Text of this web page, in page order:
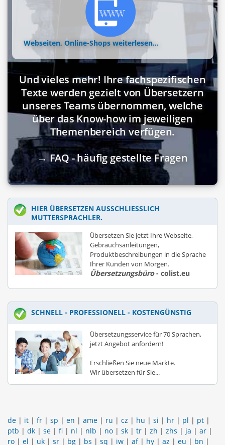
Webseiten, Online-Shops weiterlesen...
Und vieles mehr! Ihre fachspezifischen
Texte werden gezielt von Übersetzern
unseres Teams übernommen, welche
über das Know-how im jeweiligen
Themenbereich verfügen.
→ FAQ - häufig gestellte Fragen
HIER ÜBERSETZEN AUSSCHLIESSLICH M
UTTERSPRACHLER.
Übersetzen Sie jetzt Ihre Webseite,
Gebrauchsanleitungen,
Produktbeschreibungen in die Sprache
Ihrer Kunden von Morgen.
Übersetzungsbüro- colist.eu
SCHNELL - PROFESSIONELL - KOSTENGÜNSTIG
Übersetzungsservice für 70 Sprachen,
jetzt Angebot anfordern!
Erschließen Sie neue Märkte.
Wir übersetzen für Sie...
de | it | fr | sp | en | ame | ru | cz | hu | si | hr | pl | pt |
ptb | dk | se | fi | nl | nlb | no | sk | tr | zh | zhs | ja | ar |
ro | el | uk | sr | bg | bs | sq | iw | af| hy | az | eu | bn |